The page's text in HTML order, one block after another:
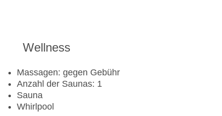
Wellness
Massagen: gegen Gebühr
Anzahl der Saunas: 1
Sauna
Whirlpool